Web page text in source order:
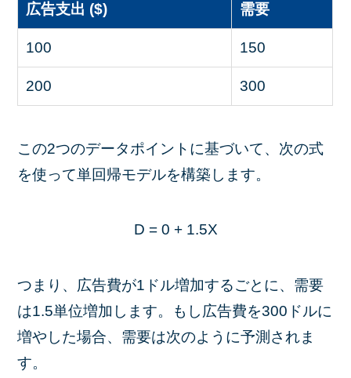
広告支出 ($) 需要
100 150
200 300
この2つのデータポイントに基づいて、次の式
を使って単回帰モデルを構築します。
D = 0 + 1.5X
つまり、広告費が1ドル増加するごとに、需要
は1.5単位増加します。もし広告費を300ドルに
増やした場合、需要は次のように予測されま
す。